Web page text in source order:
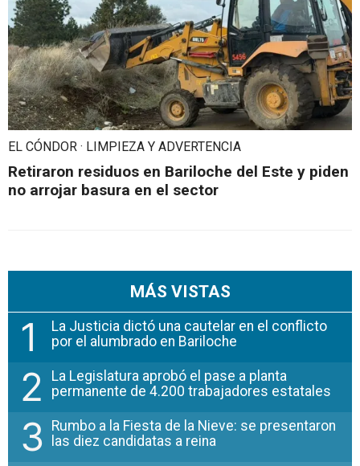
EL CÓNDOR · LIMPIEZA Y ADVERTENCIA
Retiraron residuos en Bariloche del Este y piden
no arrojar basura en el sector
MÁS VISTAS
1
La Justicia dictó una cautelar en el conflicto
por el alumbrado en Bariloche
2
La Legislatura aprobó el pase a planta
permanente de 4.200 trabajadores estatales
3 Rumbo a la Fiesta de la Nieve: se presentaron
las diez candidatas a reina